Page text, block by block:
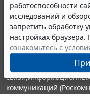
работоспособности
исследований и
запретить обработку
настройках браузера.
ознакомьтесь с
© ООО "НПП "ГАРАНТ-
выпускается с 1990
являются
информации ГАРАНТ.
Портал ГАРАНТ.РУ
издания Федеральной
коммуникаций